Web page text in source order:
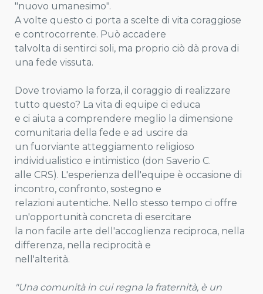
"nuovo umanesimo".
A volte questo ci porta a scelte di vita coraggiose
e controcorrente. Può accadere
talvolta di sentirci soli, ma proprio ciò dà prova di
una fede vissuta.
Dove troviamo la forza, il coraggio di realizzare
tutto questo? La vita di equipe ci educa
e ci aiuta a comprendere meglio la dimensione
comunitaria della fede e ad uscire da
un fuorviante atteggiamento religioso
individualistico e intimistico (don Saverio C.
alle CRS). L'esperienza dell'equipe è occasione di
incontro, confronto, sostegno e
relazioni autentiche. Nello stesso tempo ci offre
un'opportunità concreta di esercitare
la non facile arte dell'accoglienza reciproca, nella
differenza, nella reciprocità e
nell'alterità.
"Una comunità in cui regna la fraternità, è un